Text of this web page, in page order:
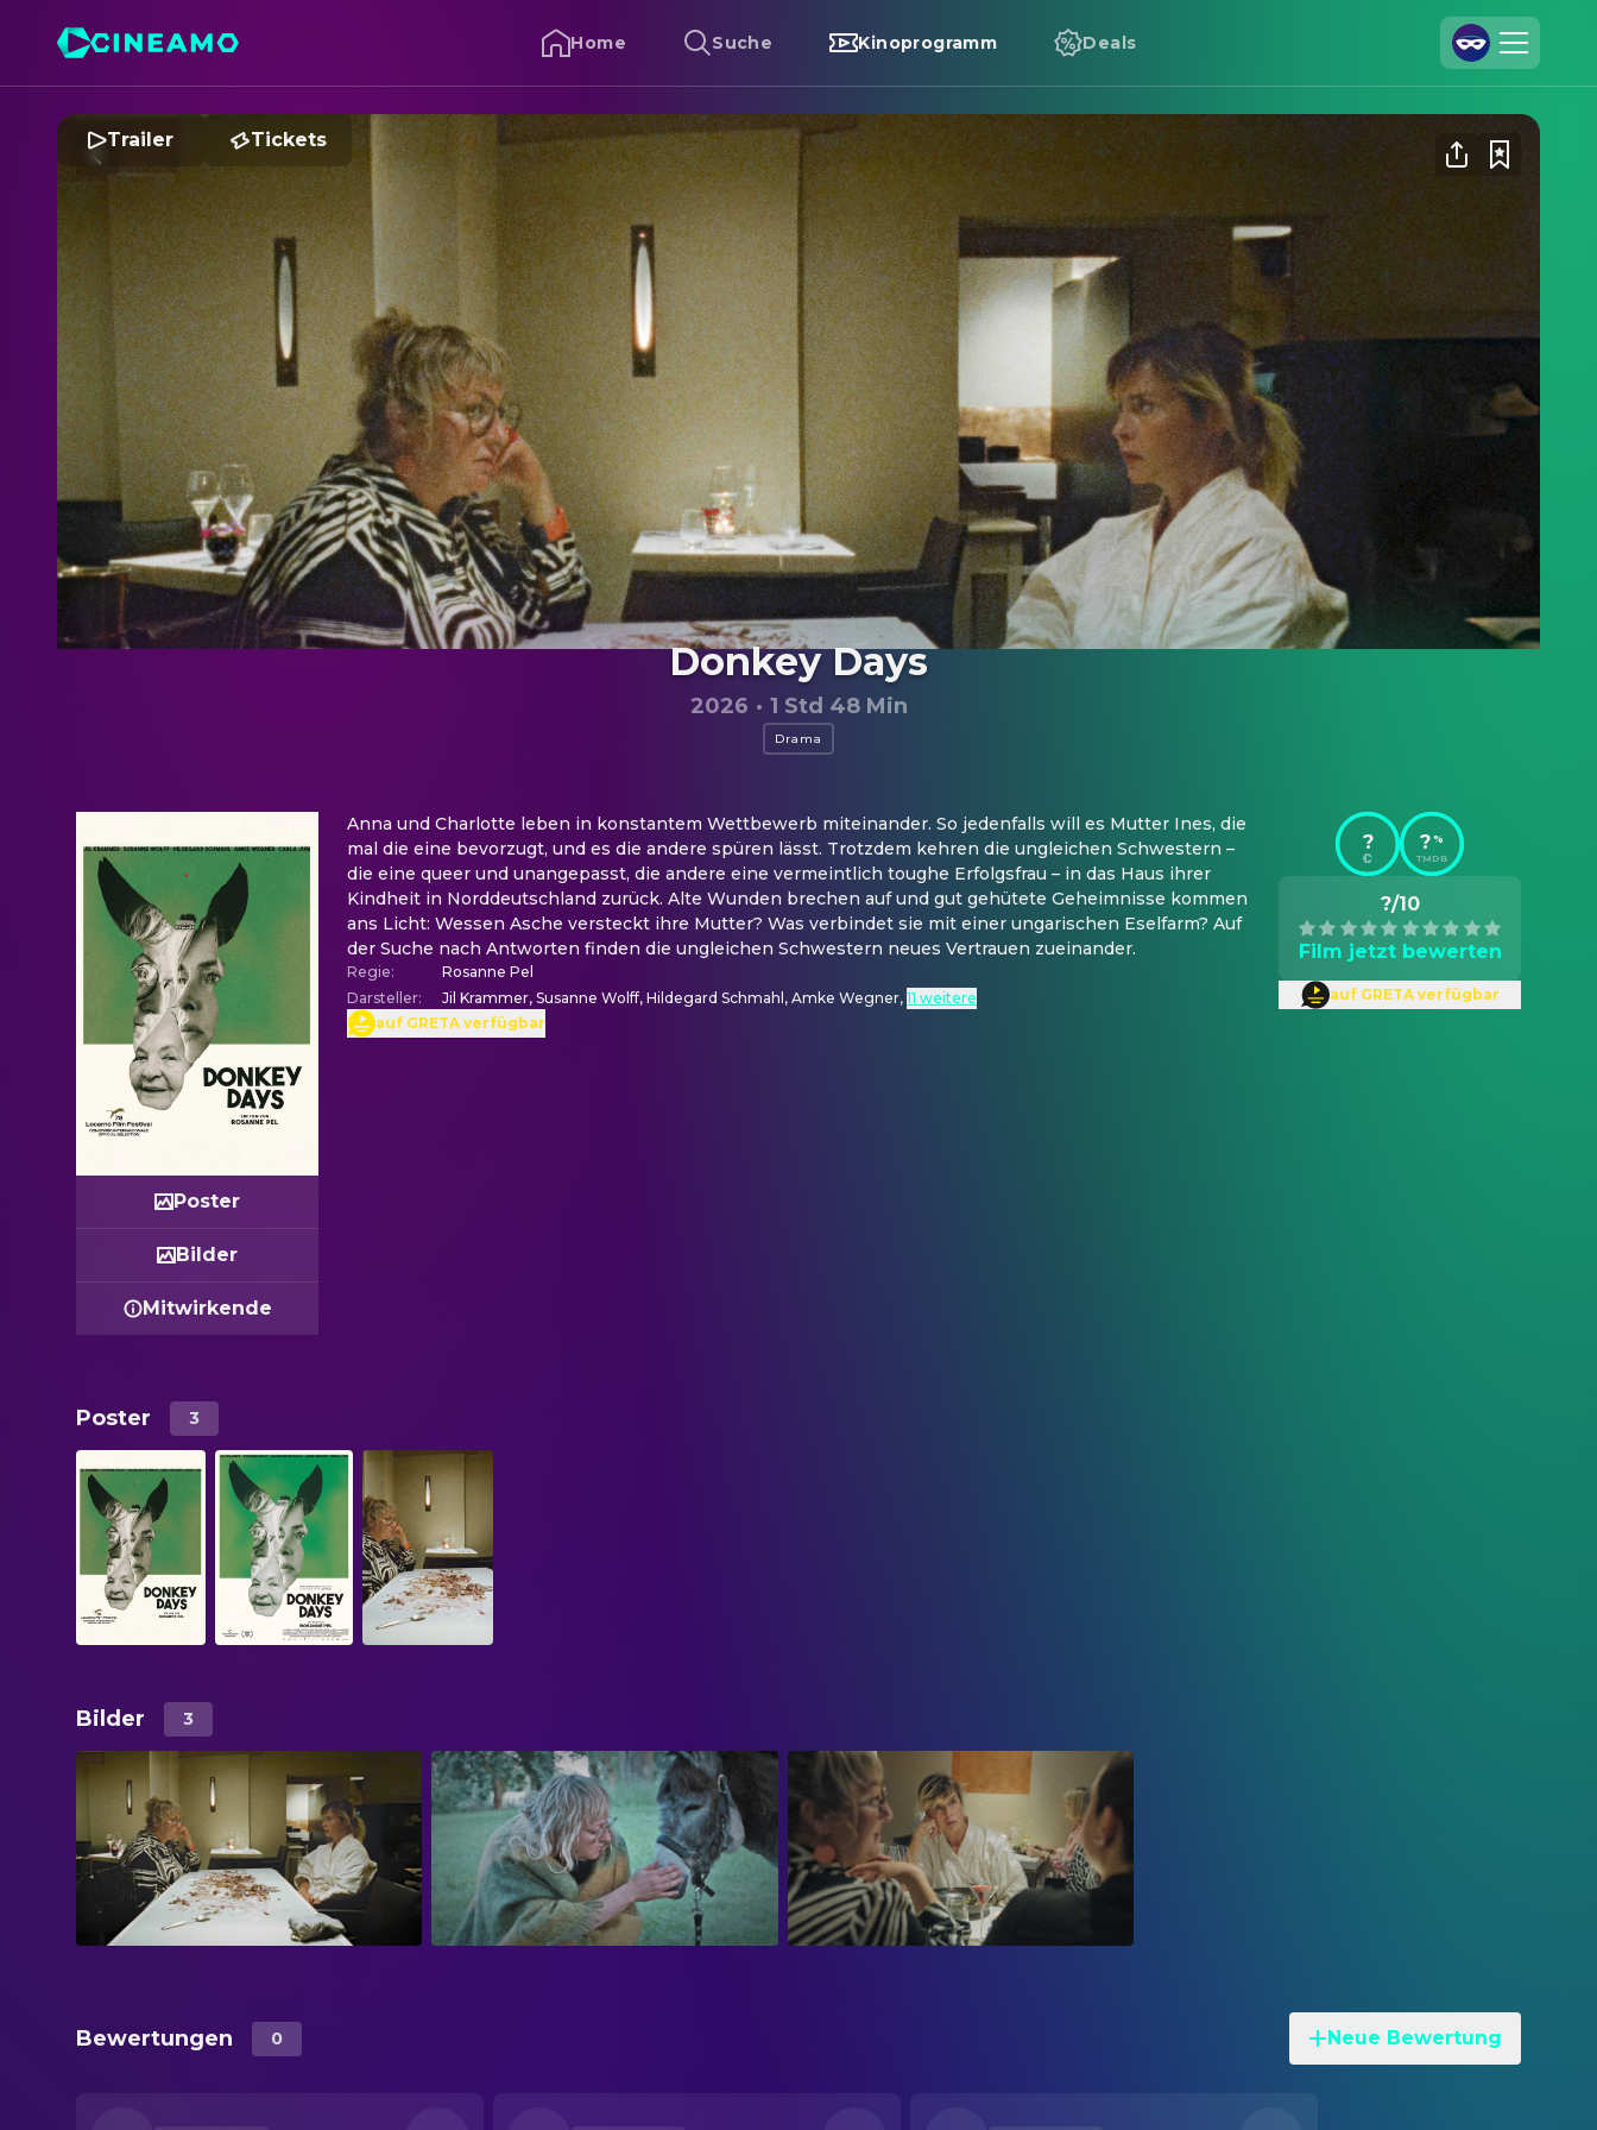
Home Suche Kinoprogramm Deals
Anmelden
Cineamo für Unternehmen
Kontakt
Impressum
Datenschutzerklärung
Datenschutzeinstellungen
Trailer Tickets
Donkey Days
2026 · 1 Std 48 Min
Drama
Poster
Bilder
Mitwirkende
Anna und Charlotte leben in konstantem Wettbewerb miteinander. So jedenfalls will es Mutter Ines, die
mal die eine bevorzugt, und es die andere spüren lässt. Trotzdem kehren die ungleichen Schwestern –
die eine queer und unangepasst, die andere eine vermeintlich toughe Erfolgsfrau – in das Haus ihrer
Kindheit in Norddeutschland zurück. Alte Wunden brechen auf und gut gehütete Geheimnisse kommen
ans Licht: Wessen Asche versteckt ihre Mutter? Was verbindet sie mit einer ungarischen Eselfarm? Auf
der Suche nach Antworten finden die ungleichen Schwestern neues Vertrauen zueinander.
Regie:
Rosanne Pel
Darsteller: Jil Krammer, Susanne Wolff, Hildegard Schmahl, Amke Wegner, 11 weitere
auf GRETA verfügbar
? ?%
TMDB
?/10
Film jetzt bewerten
auf GRETA verfügbar
Poster 3
Bilder 3
Bewertungen 0 Neue Bewertung